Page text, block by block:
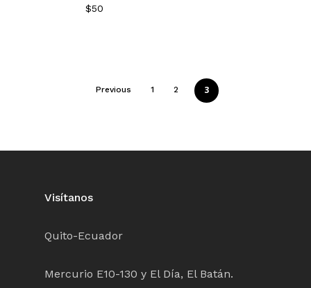
$50
Previous 1 2 3
Visítanos
Quito-Ecuador
Mercurio E10-130 y El Día, El Batán.